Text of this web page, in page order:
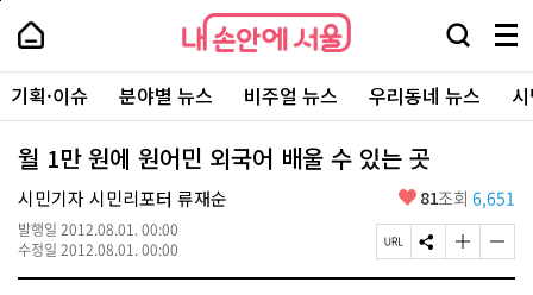
본
로
가
기
내
손
안
에
서
울
-
서
울
시
대
표
소
내
손
에
서
울
검
창
열
기
메
뉴
전
체
보
주
요
서
기획·이슈 분야별 뉴스 비주얼 뉴스 우리동네 뉴스
월 1만 원에 원어민 외국어 배울 수 있는 곳
시민기자 시민리포터 류재순
발행일 2012.08.01. 00:00
수정일 2012.08.01. 00:00
좋
요
81조회 6,651
페
이
S
N
글
자
글
자
페
상
단
으
로